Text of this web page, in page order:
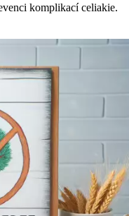
komplikací celiakie.